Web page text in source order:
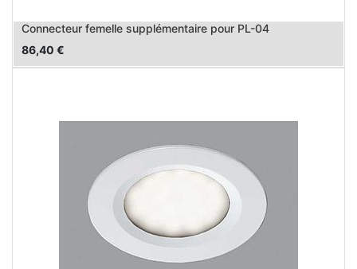
Connecteur femelle supplémentaire pour PL-04
86,40 €